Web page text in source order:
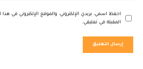
احفظ اسمي، بريدي الإلكتروني، والموقع الإلكتروني في
المقبلة في تعليقي.